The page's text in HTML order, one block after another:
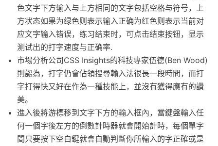
色文字下方输入与上方相同的文字包括空格与符号，上
方状态如果为绿色则表示输入正确为红色则表示当前对
应文字输入错误，练习结束时，可点击结束按钮，显示
测试出的打字速度与正确率.
市場分析公司CSS Insights的科技專家伍德(Ben Wood)
則認為，打字仍會佔領搜尋輸入法很長一段時間，而打
字打得快又好在作為一種技能上，並沒有獲得應有的讚
美。
進入後將游標移到文字下方的輸入框內，當鍵盤輸入任
何一個字後左方的倒數計時器就會開始計時，每個單字
間只要按下空白鍵就會自動判斷你所輸入的字正確或是